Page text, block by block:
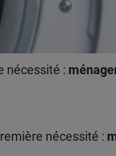
nécessité :
nécessité :